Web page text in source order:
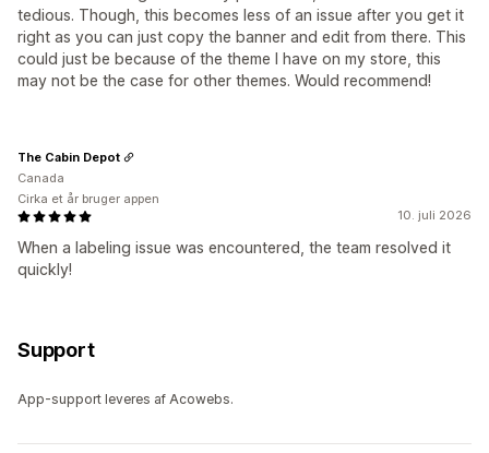
tedious. Though, this becomes less of an issue after you get it
right as you can just copy the banner and edit from there. This
could just be because of the theme I have on my store, this
may not be the case for other themes. Would recommend!
10. juli 2026
When a labeling issue was encountered, the team resolved it
quickly!
The Cabin Depot
Canada
Cirka et år bruger appen
Support
App-support leveres af Acowebs.